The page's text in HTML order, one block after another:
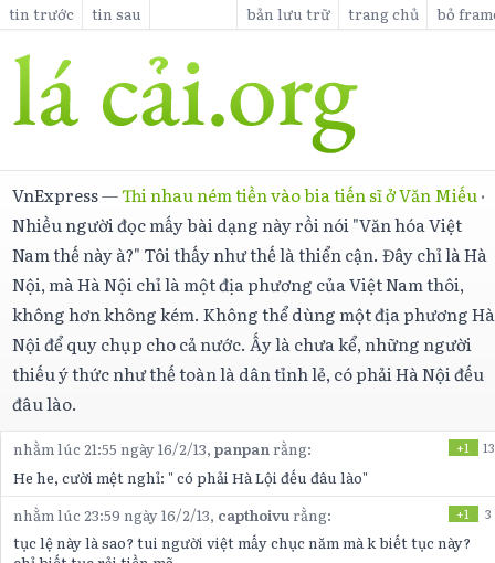
tin trước tin sau bản lưu trữ trang chủ bỏ
VnExpress—Thi nhau ném tiền vào bia tiến sĩ ở Văn Miếu ·
Nhiều người đọc mấy bài dạng này rồi nói "Văn hóa Việt
Nam thế này à?" Tôi thấy như thế là thiển cận. Đây chỉ là Hà
Nội, mà Hà Nội chỉ là một địa phương của Việt Nam thôi,
không hơn không kém. Không thể dùng một địa phương Hà
Nội để quy chụp cho cả nước. Ấy là chưa kể, những người
thiếu ý thức như thế toàn là dân tỉnh lẻ, có phải Hà Nội đếu
đâu lào.
nhằm lúc 21:55 ngày 16/2/13,panpanrằng: +1 13
He he, cười mệt nghỉ: " có phải Hà Lội đếu đâu lào"
nhằm lúc 23:59 ngày 16/2/13, capthoivu rằng: +1 3
tục lệ này là sao? tui người việt mấy chục năm mà k biết tục này?